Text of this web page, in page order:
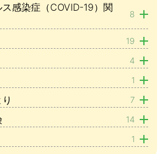
感染症（COVID-19）関
8
19
4
1
7
14
1